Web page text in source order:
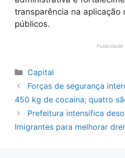
transparência na aplicação
públicos.
Publicidade
Categorias
Capital
Forças de segurança
450 kg de cocaína; quatro
Prefeitura intensifica
Imigrantes para melhorar